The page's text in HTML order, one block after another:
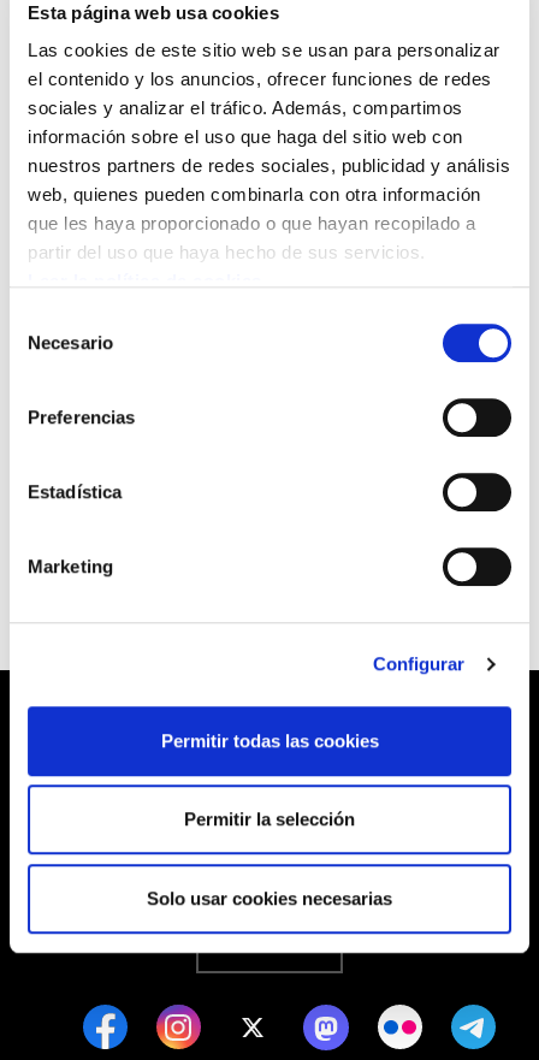
Esta página web usa cookies
Las cookies de este sitio web se usan para personalizar
el contenido y los anuncios, ofrecer funciones de redes
sociales y analizar el tráfico. Además, compartimos
información sobre el uso que haga del sitio web con
nuestros partners de redes sociales, publicidad y análisis
web, quienes pueden combinarla con otra información
que les haya proporcionado o que hayan recopilado a
partir del uso que haya hecho de sus servicios.
Necesario
Preferencias
Estadística
Marketing
Configurar
Permitir todas las cookies
Permitir la selección
Solo usar cookies necesarias
Con fecha 30 octubre la multinacional
planta de Vitoria-Gasteiz y con ello el
matando una empresa viable y que no
Hoy la plantilla se concentra ante la sede
Barrainkua, 13 48009 BILBO
Tel:944 03 77 00